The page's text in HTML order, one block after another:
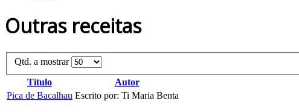
Outras receitas
Qtd. a mostrar
Título
Autor
Pica de Bacalhau Escrito por: Ti Maria Benta